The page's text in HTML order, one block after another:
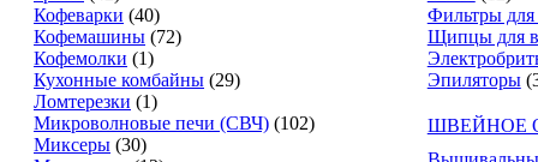
Кофеварки (40)
Кофемашины (72)
Кофемолки (1)
Кухонные комбайны (29)
Ломтерезки (1)
Микроволновые печи (СВЧ) (102)
Миксеры (30)
Фильтры
Щипцы для
Эпиляторы
ШВЕЙНОЕ